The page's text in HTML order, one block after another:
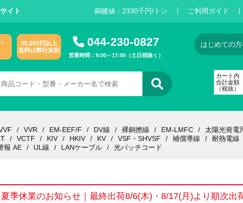
イト 銅建値： 2330千円/トン ご利用ガイド
20,000円以上
送料は弊社負担
044-230-0827
営業時間：9:00～17:00（土日祝除く）
はじめての
カート内
合計金額
（税抜）
VVR EM-EEF/F DV線 裸銅撚線 EM-LMFC 太陽光発電
VCTF KIV HKIV KV VSF・SHVSF 補償導線 耐熱電線
報 AE UL線 LANケーブル 光パッチコード
夏季休業のお知らせ｜最終出荷8/6(木)・8/17(月)より順次出